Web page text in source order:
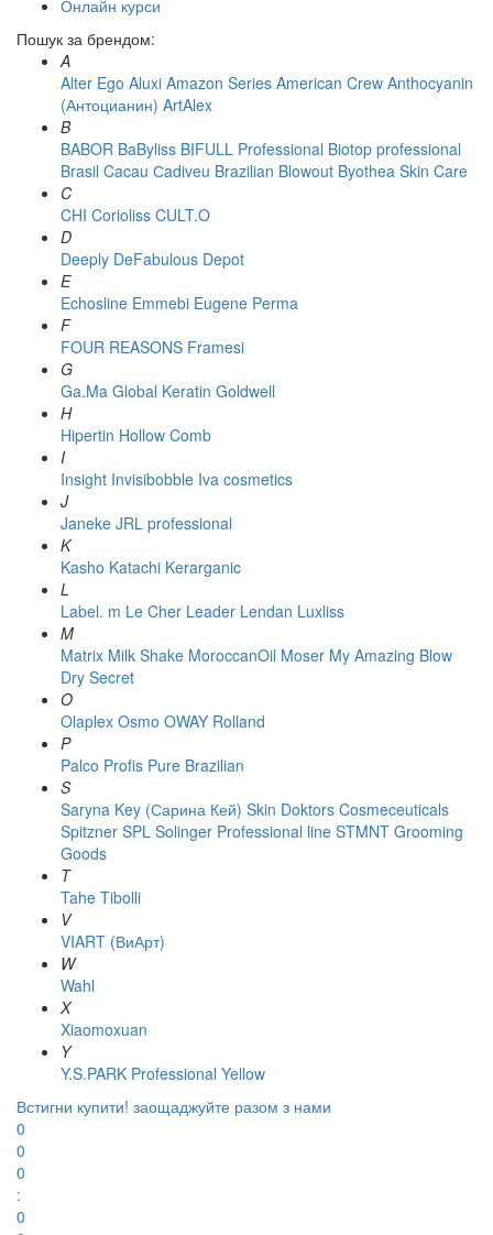
Онлайн курси
Пошук за брендом:
A
Alter Ego Aluxi Amazon Series American Crew Anthocyanin
(Антоцианин) ArtAlex
B
BABOR BaByliss BIFULL Professional Biotop professional
Brasil Cacau Сadiveu Brazilian Blowout Byothea Skin Care
C
CHI Corioliss CULT.O
D
Deeply DeFabulous Depot
E
Echosline Emmebi Eugene Perma
F
FOUR REASONS Framesi
G
Ga.Ma Global Keratin Goldwell
H
Hipertin Hollow Comb
I
Insight Invisibobble Iva cosmetics
J
Janeke JRL professional
K
Kasho Katachi Kerarganic
L
Label. m Le Cher Leader Lendan Luxliss
M
Matrix Milk Shake MoroccanOil Moser My Amazing Blow
Dry Secret
O
Olaplex Osmo OWAY Rolland
P
Palco Profis Pure Brazilian
S
Saryna Key (Сарина Кей) Skin Doktors Cosmeceuticals
Spitzner SPL Solinger Professional line STMNT Grooming
Goods
T
Tahe Tibolli
V
VIART (ВиАрт)
W
Wahl
X
Xiaomoxuan
Y
Y.S.PARK Professional Yellow
Встигни купити! заощаджуйте разом з нами
0
0
0
:
0